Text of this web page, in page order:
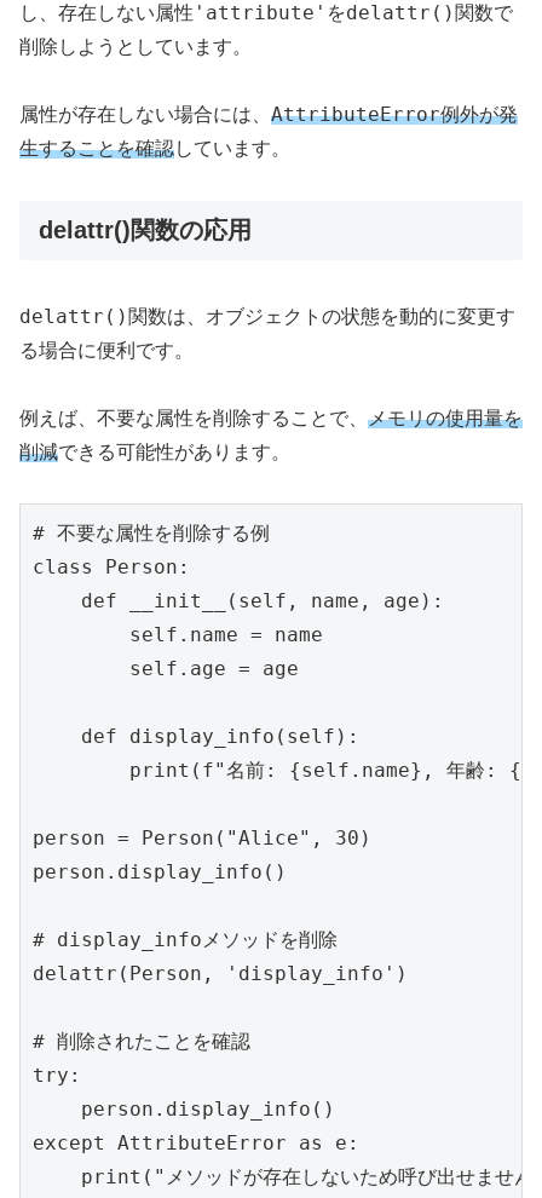
し、存在しない属性 'attribute' をdelattr() 関数で
削除しようとしています。
属性が存在しない場合には、 AttributeError例外が発
生することを確認しています。
delattr()関数の応用
delattr() 関数は、オブジェクトの状態を動的に変更す
る場合に便利です。
例えば、不要な属性を削除することで、 メモリの使用量を
削減できる可能性があります。
# 不要な属性を削除する例
class Person:
    def __init__(self, name, age):
        self.name = name
        self.age = age
    def display_info(self):
print(f"名前: {self.name}, 年齢:
person = Person("Alice", 30)
person.display_info()
# display_infoメソッドを削除
delattr(Person, 'display_info')
# 削除されたことを確認
try:
    person.display_info()
except AttributeError as e:
print("メソッドが存在しないため呼び出せませ